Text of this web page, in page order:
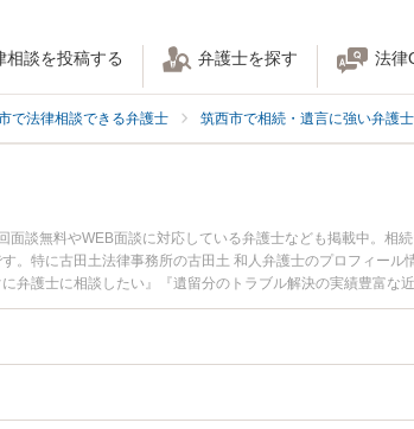
相談を投稿する 弁護士を探す 法律
で法律相談できる弁護士 筑西市で相続・遺言に強い弁護士
談無料やWEB面談に対応している弁護士なども掲載中。相
。特に古田土法律事務所の古田土 和人弁護士のプロフィール
弁護士に相談したい』『遺留分のトラブル解決の実績豊富な
困りの相談者さんにおすすめです。